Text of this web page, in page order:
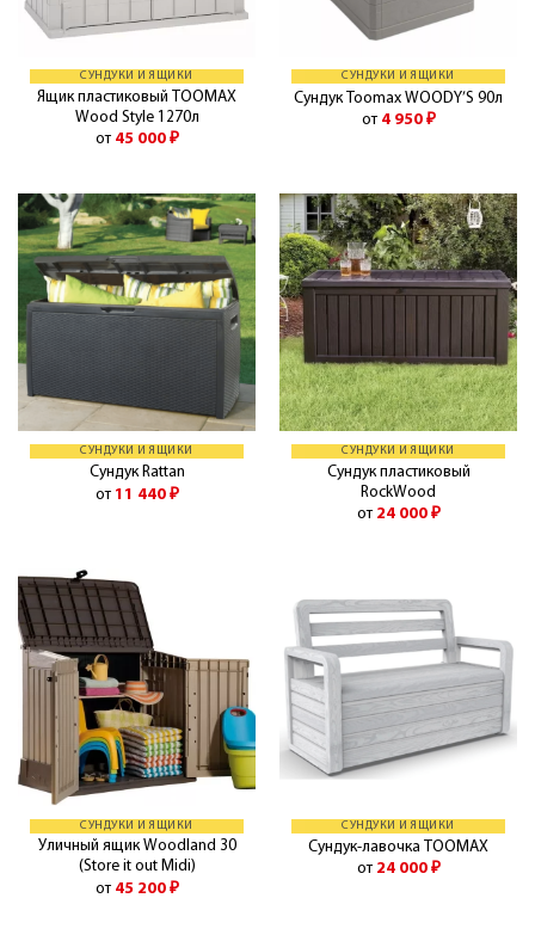
СУНДУКИ И ЯЩИКИ
Ящик пластиковый TOOMAX
Wood Style 1270л
от 45 000 ₽
СУНДУКИ И ЯЩИКИ
Сундук Toomax WOODY’S 90л
от 4 950 ₽
СУНДУКИ И ЯЩИКИ
Сундук Rattan
от 11 440 ₽
СУНДУКИ И ЯЩИКИ
Сундук пластиковый
RockWood
от 24 000 ₽
СУНДУКИ И ЯЩИКИ
Уличный ящик Woodland 30
(Store it out Midi)
от 45 200 ₽
СУНДУКИ И ЯЩИКИ
Сундук-лавочка TOOMAX
от 24 000 ₽